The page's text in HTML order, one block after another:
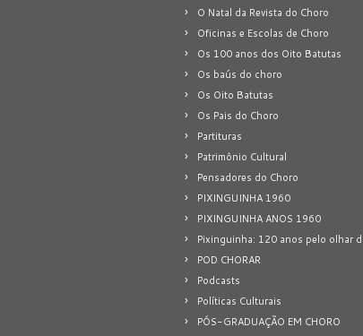
O Natal da Revista do Choro
Oficinas e Escolas de Choro
Os 100 anos dos Oito Batutas
Os baús do choro
Os Oito Batutas
Os Pais do Choro
Partituras
Patrimônio Cultural
Pensadores do Choro
PIXINGUINHA 1960
PIXINGUINHA ANOS 1960
Pixinguinha: 120 anos pelo olhar
POD CHORAR
Podcasts
Políticas Culturais
PÓS-GRADUAÇÃO EM CHORO